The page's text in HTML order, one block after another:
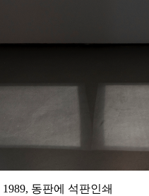
동판에 석판인쇄